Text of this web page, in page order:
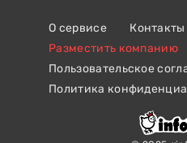
О сервисе
Контакты
Разместить компанию
Пользовательское
Политика